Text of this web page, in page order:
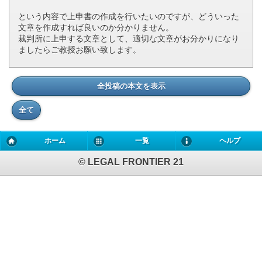
という内容で上申書の作成を行いたいのですが、どういった
文章を作成すれば良いのか分かりません。
裁判所に上申する文章として、適切な文章がお分かりになり
ましたらご教授お願い致します。
全投稿の本文を表示
全て
ホーム 一覧 ヘルプ
© LEGAL FRONTIER 21